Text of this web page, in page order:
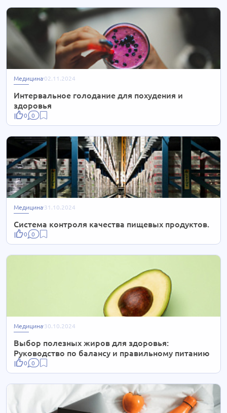
Медицина02.11.2024
Интервальное голодание для похудения и
здоровья
0 0
Медицина31.10.2024
Система контроля качества пищевых продуктов.
0 0
Медицина30.10.2024
Выбор полезных жиров для здоровья:
Руководство по балансу и правильному питанию
0 0